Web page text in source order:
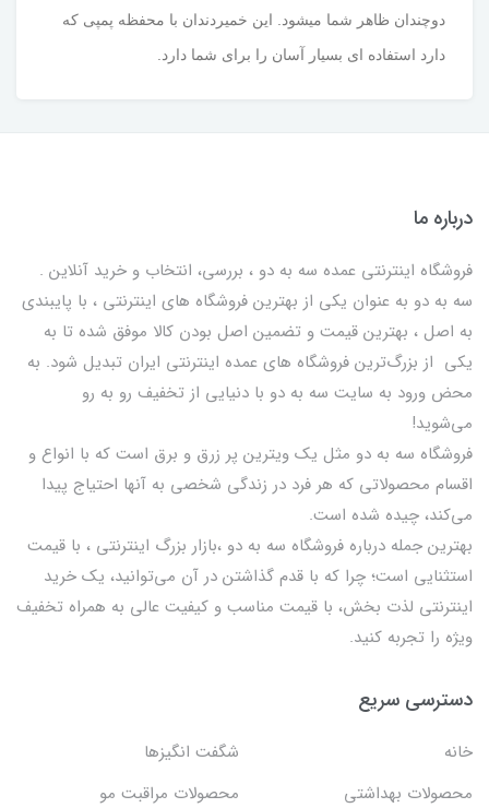
دوچندان ظاهر شما میشود. این خمیردندان با محفظه پمپی که
دارد استفاده ای بسیار آسان را برای شما دارد.
درباره ما
فروشگاه اینترنتی عمده سه به دو ، بررسی، انتخاب و خرید آنلاین .
سه به دو به عنوان یکی از بهترين فروشگاه های اینترنتی ، با پایبندی
به اصل ، بهترين قيمت و تضمین اصل‌ بودن کالا موفق شده تا به
يكي از بزرگ‌ترين فروشگاه هاي عمده اینترنتی ایران تبدیل شود. به
محض ورود به سایت سه به دو با دنیایی از تخفيف رو به رو
می‌شوید!
فروشگاه سه به دو مثل یک ویترین پر زرق و برق است که با انواع و
اقسام محصولاتی که هر فرد در زندگی شخصی به آنها احتیاج پیدا
می‌کند، چیده شده است.
بهترين جمله درباره فروشگاه سه به دو ،بازار بزرگ اینترنتی ، با قيمت
استثنايي است؛ چرا که با قدم گذاشتن در آن می‌توانید، یک خرید
اینترنتی لذت بخش، با قیمت مناسب و کیفیت عالی به همراه تخفیف
ویژه را تجربه کنید.
دسترسی سریع
خانه
شگفت انگيزها
محصولات بهداشتي
محصولات مراقبت مو